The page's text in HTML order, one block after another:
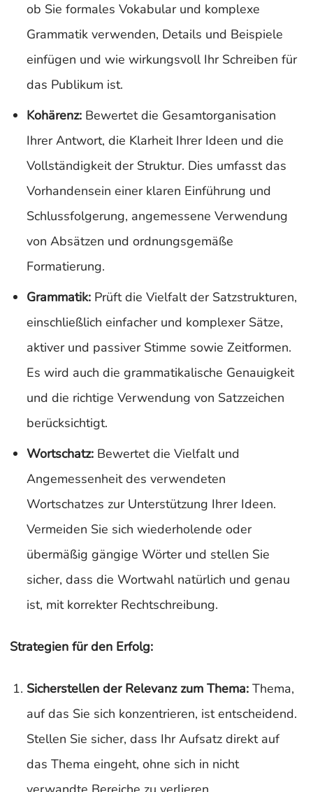
ob Sie formales Vokabular und komplexe
Grammatik verwenden, Details und Beispiele
einfügen und wie wirkungsvoll Ihr Schreiben für
das Publikum ist.
Kohärenz: Bewertet die Gesamtorganisation
Ihrer Antwort, die Klarheit Ihrer Ideen und die
Vollständigkeit der Struktur. Dies umfasst das
Vorhandensein einer klaren Einführung und
Schlussfolgerung, angemessene Verwendung
von Absätzen und ordnungsgemäße
Formatierung.
Grammatik: Prüft die Vielfalt der Satzstrukturen,
einschließlich einfacher und komplexer Sätze,
aktiver und passiver Stimme sowie Zeitformen.
Es wird auch die grammatikalische Genauigkeit
und die richtige Verwendung von Satzzeichen
berücksichtigt.
Wortschatz: Bewertet die Vielfalt und
Angemessenheit des verwendeten
Wortschatzes zur Unterstützung Ihrer Ideen.
Vermeiden Sie sich wiederholende oder
übermäßig gängige Wörter und stellen Sie
sicher, dass die Wortwahl natürlich und genau
ist, mit korrekter Rechtschreibung.
Strategien für den Erfolg:
Sicherstellen der Relevanz zum Thema: Thema,
auf das Sie sich konzentrieren, ist entscheidend.
Stellen Sie sicher, dass Ihr Aufsatz direkt auf
das Thema eingeht, ohne sich in nicht